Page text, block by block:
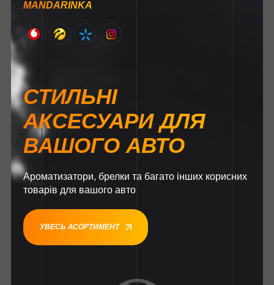
MANDARINKA
СТИЛЬНІ
АКСЕСУАРИ ДЛЯ
ВАШОГО АВТО
Ароматизатори, брелки та багато інших корисних
товарів для вашого авто
УВЕСЬ АСОРТИМЕНТ